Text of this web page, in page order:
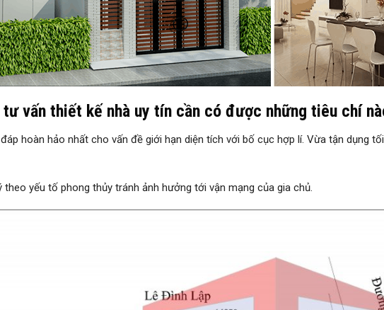
vấn thiết kế nhà uy tín cần có được những tiêu chí
hoàn hảo nhất cho vấn đề giới hạn diện tích với bố cục hợp lí. Vừa tận dụng
theo yếu tố phong thủy tránh ảnh hưởng tới vận mạng của gia chủ.